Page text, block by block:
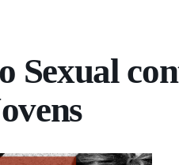
Sexual